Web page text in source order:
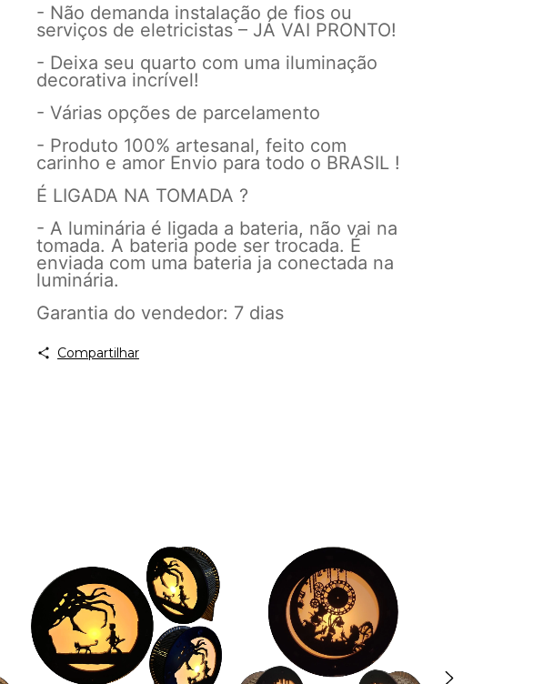
- Não demanda instalação de fios ou
serviços de eletricistas – JÁ VAI PRONTO!
- Deixa seu quarto com uma iluminação
decorativa incrível!
- Várias opções de parcelamento
- Produto 100% artesanal, feito com
carinho e amor Envio para todo o BRASIL !
É LIGADA NA TOMADA ?
- A luminária é ligada a bateria, não vai na
tomada. A bateria pode ser trocada. É
enviada com uma bateria ja conectada na
luminária.
Garantia do vendedor: 7 dias
Compartilhar